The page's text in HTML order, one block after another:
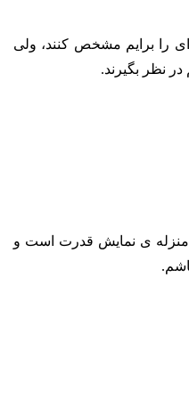
را برایم مشخص کنند، ولی
نظر بگیرند.
منزله ی نمایش قدرت است و